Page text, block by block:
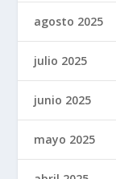
agosto 2025
julio 2025
junio 2025
mayo 2025